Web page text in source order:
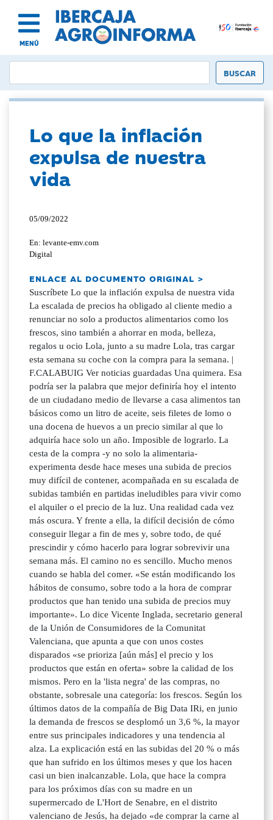
MENÚ
Lo que la inflación
expulsa de nuestra
vida
05/09/2022
En: levante-emv.com
Digital
ENLACE AL DOCUMENTO ORIGINAL >
Suscríbete Lo que la inflación expulsa de nuestra vida La escalada de precios ha obligado al cliente medio a renunciar no solo a productos alimentarios como los frescos, sino también a ahorrar en moda, belleza, regalos u ocio Lola, junto a su madre Lola, tras cargar esta semana su coche con la compra para la semana. | F.CALABUIG Ver noticias guardadas Una quimera. Esa podría ser la palabra que mejor definiría hoy el intento de un ciudadano medio de llevarse a casa alimentos tan básicos como un litro de aceite, seis filetes de lomo o una docena de huevos a un precio similar al que lo adquiría hace solo un año. Imposible de lograrlo. La cesta de la compra -y no solo la alimentaria- experimenta desde hace meses una subida de precios muy difícil de contener, acompañada en su escalada de subidas también en partidas ineludibles para vivir como el alquiler o el precio de la luz. Una realidad cada vez más oscura. Y frente a ella, la difícil decisión de cómo conseguir llegar a fin de mes y, sobre todo, de qué prescindir y cómo hacerlo para lograr sobrevivir una semana más. El camino no es sencillo. Mucho menos cuando se habla del comer. «Se están modificando los hábitos de consumo, sobre todo a la hora de comprar productos que han tenido una subida de precios muy importante». Lo dice Vicente Inglada, secretario general de la Unión de Consumidores de la Comunitat Valenciana, que apunta a que con unos costes disparados «se prioriza [aún más] el precio y los productos que están en oferta» sobre la calidad de los mismos. Pero en la 'lista negra' de las compras, no obstante, sobresale una categoría: los frescos. Según los últimos datos de la compañía de Big Data IRi, en junio la demanda de frescos se desplomó un 3,6 %, la mayor entre sus principales indicadores y una tendencia al alza. La explicación está en las subidas del 20 % o más que han sufrido en los últimos meses y que los hacen casi un bien inalcanzable. Lola, que hace la compra para los próximos días con su madre en un supermercado de L'Hort de Senabre, en el distrito valenciano de Jesús, ha dejado «de comprar la carne al corte, la charcutería, la pescadería, etc.» y ahora lo busca «todo congelado». «Con un paquete [de pescado congelado] que te dura dos semanas, intentas arreglarlo porque no te da para más», añade antes de perfilar cómo el auge de precios ha cambiado, incluso, su forma de cocinar. «Antes hacías un cocido con toda la carne, con hueso de jamón, ternera y todo y ahora compras espinazo de pollo que cuesta un euro y pico y unas poquitas verduras y haces caldo y ya está», resalta. Pero el de Lola no es un caso único. Concha, que carga junto a su hija Laura varias bolsas con lo que acaba de adquirir, reconoce que la cesta de la compra hoy «le asusta un montón». «Dejas de comprar pescado fresco, carne, verduras... al final es que no sabes qué comprar porque todo ha subido», destaca. Cristel, junto a su bebé Elsa, en una calle del barrio valenciano de L'Hort de Senabre. | F.CALABUIG Lista que no deja de elevarse No en vano, la lista de productos que decrecen en la cesta no es pequeña. Aceite de oliva, pastas de mayor calidad, derivados lácteos, huevos y una gran sucesión de artículos, muchos de ellos básicos, reducen su volumen en la cesta. También la fruta, «que la hemos dejado de comer porque es muy cara», explica Cristel, que junto a su bebé Elsa se encuentra parada delante de una guardería. La joven reconoce que ahora sus compras son «menos grandes» que antes, una visión en la que también incide Rafael Torres, presidente de la Confederació del Comerç, Servicis i Autònoms de la Comunitat Valenciana (Confecomerç CV), que apunta a que, al gastarse más en alimentación comprando menos productos, la ciudadanía está optando «por bajar el ticket medio» y reducir el carrito en otras cosas. «No te puedes permitir ni berberechos, ni anchoas, ni mejillones, ni queso curado. Lo tienes que descartar», afirma sobre ello Lola. También en la alimentación hay otros 'caprichos' que acaban cayendo. Para Miquel, que acaba de salir del supermercado y para quien la cesta de la compra se ha convertido en algo que «da mal rollo, porque vienes a por tres cositas puntuales y al final además de que picas más, se te van 30 o 35 euros con nada», son las bebidas azucaradas. «Ya no coges quizás la Coca-Cola de turno, sino que coges otra de la marca blanca y ya está», remarca. «Tiras más de eso», enfatiza. Porque esta marca de distribuidor es uno de las apuestas recurrentes cuando se habla de épocas de 'vacas flacas'. Así lo explicaba a este diario Pedro Reig, director de la Asociación de Supermercados de la Comunidad Valenciana (Asucova), que destacaba que todas las cadenas de distribución alimentaria de dicha patronal habían «incrementado su cuota de marca propia». No en vano, según cifras dadas a conocer esta semana por NielsenIQ, en alimentación la marca blanca representa casi ya la mitad de las compras (48,8 %). Miquel, a su salida de un supermercado esta semana. | F.CALABUIG Renuncias variadas Sin embargo, el alza de precios también obliga a expulsar del día a día muchas más cosas que la comida. Son situaciones que se ven, por ejemplo, con la moda. Como explica Juan Motilla, presidente de Unió Gremial, «la ropa es uno de los sectores que peor lo está pasando, porque nos podemos aguantar con el mismo vestido otro año», una línea en la que coincide también Torres, que apunta a que si antes «te comprabas tres pares de zapatos, cuatro camisas y tres pantalones ahora se está racionando en esto». Para Concha y Laura, la opción de comprar textil se ha reducido «a las rebajas y al Primark, que es donde está todo más barato». Lola, directamente, señala al mercadillo como el lugar al que ahora recurre para ese ahorro, «al dos por un euro». En esta misma línea, y en pleno mes de septiembre, esta mayor reserva económica se busca también en la 'vuelta al cole'. Fuentes de El Corte Inglés aseguran a este diario que ahora mismo en sus outlets, «lo más solicitado es ropa para niño y niña, zapatería, chándales y mochilas». Además, estas mismas fuentes resaltan que «también está siendo más solicitada que nunca» la opción de dividir el pago de la 'vuelta al cole' en varios plazos, todo ello en un momento de mayor tensión económica para los bolsillos de los clientes. En este sentido, Inglada añade que «se están reutilizando productos que tenían en casa, [como los uniformes], y que pueden seguir dando un uso». En esta búsqueda del ahorro, otro caso de renuncias se acaba dando en la belleza o el cuidado personal, que o bien desaparece o bien se busca en algo más económico. Esto último es lo que ha hecho Concha para una boda cercana con su maquillaje, donde ha adquirido «el de cinco euros, que me hace el mismo efecto que otro más caro». Cristel, por su parte, afirma que con los precios actuales, productos como un pintauñas «no son importantes, prefiero que mi hija pueda tener pañales, juguetes, su leche, porque la belleza lo puedo hacer más adelante». No obstante, incluso en los pañales, la joven reconoce que ha cambiado de marca y ahora se lleva «el más barato». Asimismo, estas renuncias llegan también a otros horizontes como el de los cumpleaños, hasta el punto -explica Lola- «de decir casi siempre que no puedes ir porque no te puedes permitir comprar el regalo». O también buscar alternativas, por ejemplo, cuando se desea regalar flores. «Si quieres hacer un agasajo seguirás regalando flores, pero ya no será rosas, sino otras en menor cantidad y con menos coste», subraya sobre ello Motilla. Lo mismo sucede con la joyería o los perfumes caros, que como sintetiza Torres «es algo más de capricho personal». Por ello, el dirigente de Confecomerç cree que ahora mismo «se puede pensar que aunque se tenga dinero no es el momento de comprarlo». Y no solo eso. Porque pese a que a la larga la adquisición de un producto pueda suponer un ahorro, el contexto económico actual de las familias puede acabar impidiendo llevar a cabo una gran inversión. Es lo que sucede con los electrodomésticos. A pesar de que la factura de la luz sigue marcando picos máximos, comprarlos más sostenibles resulta, en muchas situaciones, imposible. Es lo que le sucede a Lola, que afirma que acabas «tirando con el que tienes hasta que se estropee del todo». «Nosotros tenemos la nevera para cambiar y no podemos», asegura. Un caso similar al de la tecnología, donde muchas veces se posterga más o se rechaza su cambio por un modelo nuevo. A ello se suma la búsqueda de un menor uso por el ahorro. Cristel , incluso, reconoce que no solo pone menos el aire acondicionado, sino también el microondas, el calentador o «la nevera, que la desenchufamos, sino hay muchas cosas, para ahorrar». Ciudadanos comprando frutas en un local de barrio, esta semana. | F.CALABUIG Menos ocio y hostelería Tras un mes de agosto en el que tanto Torres como Motilla destacan que se han podido sumar buenas cifras, especialmente en aquellos lugares y sectores más marcados por el turismo, la realidad es que rutinas como salir a tomar algo o ir al cine encuentran hoy un menor impacto. «Las familias con menos recursos están optando por dejar de lado el ocio y este se está convirtiendo en algo exclusivamente para clases medio-altas», explica Inglada. Lola es una prueba de ello, ya que asegura que en su caso el cine «no me lo puedo permitir a no ser que te coincida con el día del espectador. Y no siempre». Situación similar ocurre con el aperitivo en el bar, optando por no ir o hacerlo directamente en el hogar. «Yo salgo menos, una vez al mes. Antes me iba cada fin de semana, pero ahora no puedo porque todo ha subido. Y miras también más la carta», sintetiza Cristel. «Nos tomamos un aperitivillo, pero mucho menos que antes», añade Concha. Fuentes de la Federación de Hostelería de Valencia corroboran esta visión y apuntan a que un 42 % de sus asociados encuestados esta semana afirmaron «que los clientes han reducido su gasto habitual» tras la subida de